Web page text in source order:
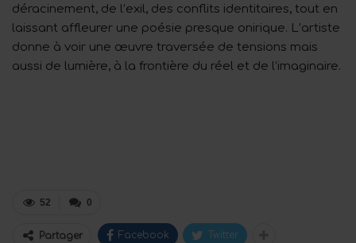
déracinement, de l’exil, des conflits identitaires, tout en
laissant affleurer une poésie presque onirique. L’artiste
donne à voir une œuvre traversée de tensions mais
aussi de lumière, à la frontière du réel et de l’imaginaire.
0
52
Partager Facebook Twitter